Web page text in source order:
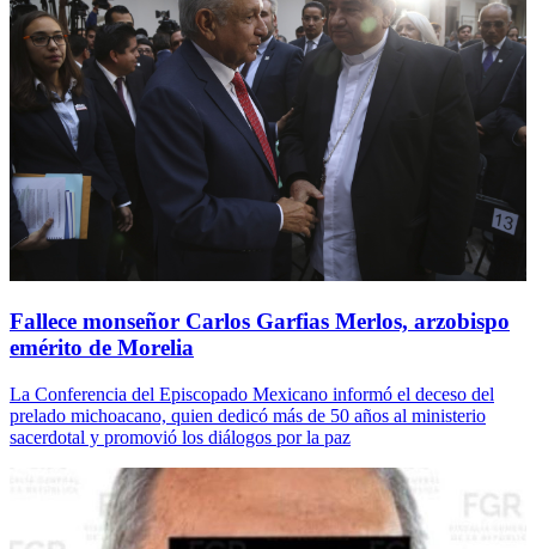
Fallece monseñor Carlos Garfias Merlos, arzobispo
emérito de Morelia
La Conferencia del Episcopado Mexicano informó el deceso del
prelado michoacano, quien dedicó más de 50 años al ministerio
sacerdotal y promovió los diálogos por la paz